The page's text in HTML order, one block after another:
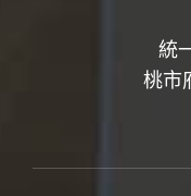
統
桃市